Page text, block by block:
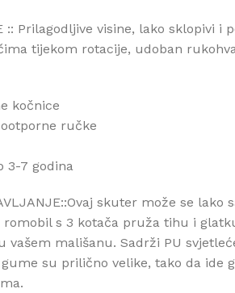
:: Prilagodljive visine, lako sklopivi i
tijekom rotacije, udoban
kočnice
ručke
3-7 godina
skuter može se lako
romobil s 3 kotača pruža tihu i
vašem mališanu. Sadrži PU
su prilično velike, tako da ide